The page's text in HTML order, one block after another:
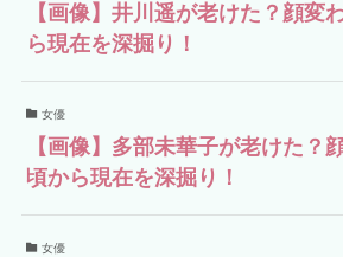
【画像】井川遥が老けた？顔変
ら現在を深掘り！
女優
【画像】多部未華子が老けた？
頃から現在を深掘り！
女優